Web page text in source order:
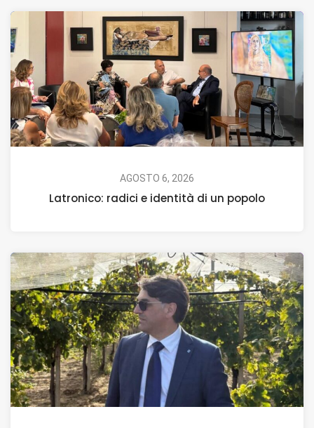
AGOSTO 6, 2026
Latronico: radici e identità di un popolo